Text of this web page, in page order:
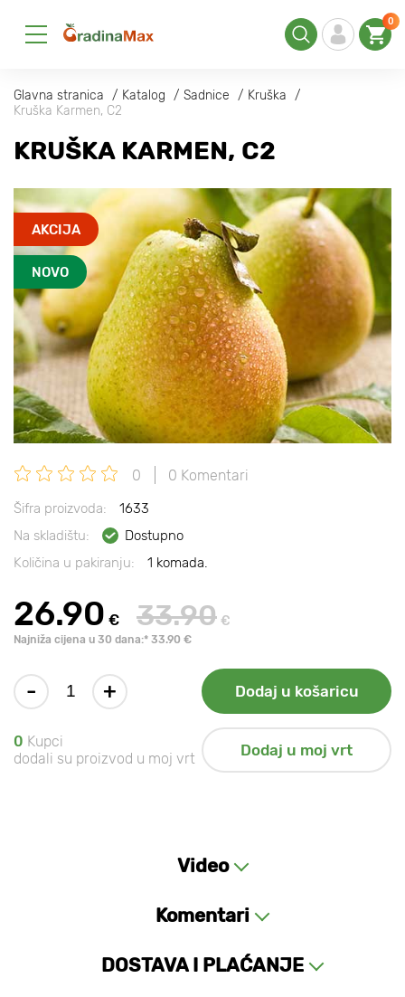
0
Glavna stranica Katalog Sadnice
Kruška
Kruška Karmen, C2
KRUŠKA KARMEN, C2
AKCIJA
NOVO
0 0 Komentari
Šifra proizvoda:
1633
Na skladištu:
Dostupno
Količina u pakiranju:
1 komada.
26.90 € 33.90 €
Najniža cijena u 30 dana:* 33.90 €
- + Dodaj u košaricu
0 Kupci
dodali su proizvod u moj vrt
Dodaj u moj vrt
Video
Komentari
DOSTAVA I PLAĆANJE